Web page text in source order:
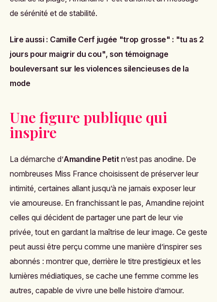
de sérénité et de stabilité.
Lire aussi : Camille Cerf jugée "trop grosse" : "tu as 2
jours pour maigrir du cou", son témoignage
bouleversant sur les violences silencieuses de la
mode
Une figure publique qui
inspire
La démarche d’Amandine Petitn’est pas anodine. De
nombreuses Miss France choisissent de préserver leur
intimité, certaines allant jusqu’à ne jamais exposer leur
vie amoureuse. En franchissant le pas, Amandine rejoint
celles qui décident de partager une part de leur vie
privée, tout en gardant la maîtrise de leur image. Ce geste
peut aussi être perçu comme une manière d’inspirer ses
abonnés : montrer que, derrière le titre prestigieux et les
lumières médiatiques, se cache une femme comme les
autres, capable de vivre une belle histoire d’amour.